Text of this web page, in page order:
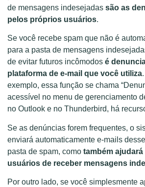
de mensagens indesejadas são as
pelos próprios usuários.
Se você recebe spam que não é
para a pasta de mensagens
de evitar futuros incômodos é
plataforma de e-mail que você utiliza
exemplo, essa função se chama
acessível no menu de gerenciamento
no Outlook e no Thunderbird, há
Se as denúncias forem frequentes, o
enviará automaticamente e-mails
pasta de spam, como também
usuários de receber mensagens
Por outro lado, se você simplesmente